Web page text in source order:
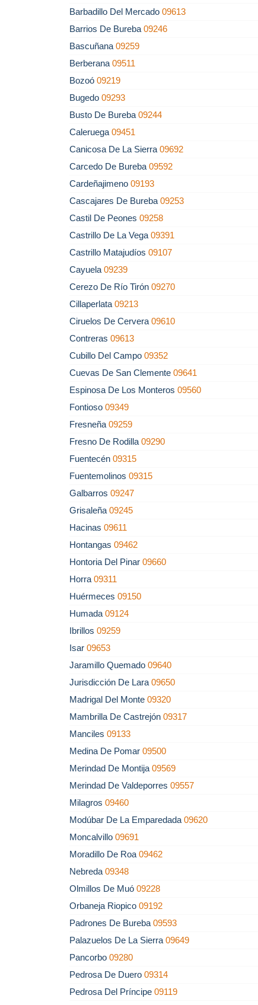
Barbadillo Del Mercado 09613
Barrios De Bureba 09246
Bascuñana 09259
Berberana 09511
Bozoó 09219
Bugedo 09293
Busto De Bureba 09244
Caleruega 09451
Canicosa De La Sierra 09692
Carcedo De Bureba 09592
Cardeñajimeno 09193
Cascajares De Bureba 09253
Castil De Peones 09258
Castrillo De La Vega 09391
Castrillo Matajudíos 09107
Cayuela 09239
Cerezo De Río Tirón 09270
Cillaperlata 09213
Ciruelos De Cervera 09610
Contreras 09613
Cubillo Del Campo 09352
Cuevas De San Clemente 09641
Espinosa De Los Monteros 09560
Fontioso 09349
Fresneña 09259
Fresno De Rodilla 09290
Fuentecén 09315
Fuentemolinos 09315
Galbarros 09247
Grisaleña 09245
Hacinas 09611
Hontangas 09462
Hontoria Del Pinar 09660
Horra 09311
Huérmeces 09150
Humada 09124
Ibrillos 09259
Isar 09653
Jaramillo Quemado 09640
Jurisdicción De Lara 09650
Madrigal Del Monte 09320
Mambrilla De Castrejón 09317
Manciles 09133
Medina De Pomar 09500
Merindad De Montija 09569
Merindad De Valdeporres 09557
Milagros 09460
Modúbar De La Emparedada 09620
Moncalvillo 09691
Moradillo De Roa 09462
Nebreda 09348
Olmillos De Muó 09228
Orbaneja Riopico 09192
Padrones De Bureba 09593
Palazuelos De La Sierra 09649
Pancorbo 09280
Pedrosa De Duero 09314
Pedrosa Del Príncipe 09119